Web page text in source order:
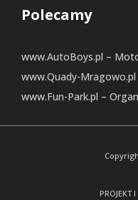
Polecamy
www.AutoBoys.pl –
www.Quady-
www.Fun-Park.pl –
PROJEKT